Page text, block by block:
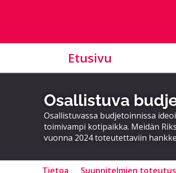
Etusivu
Osallistuva
Osallistuvassa budjetoinnissa
toimivampi kotipaikka. Meidän
vuonna 2024 toteutettaviin
Tietoa Suunnitelmien toteutus